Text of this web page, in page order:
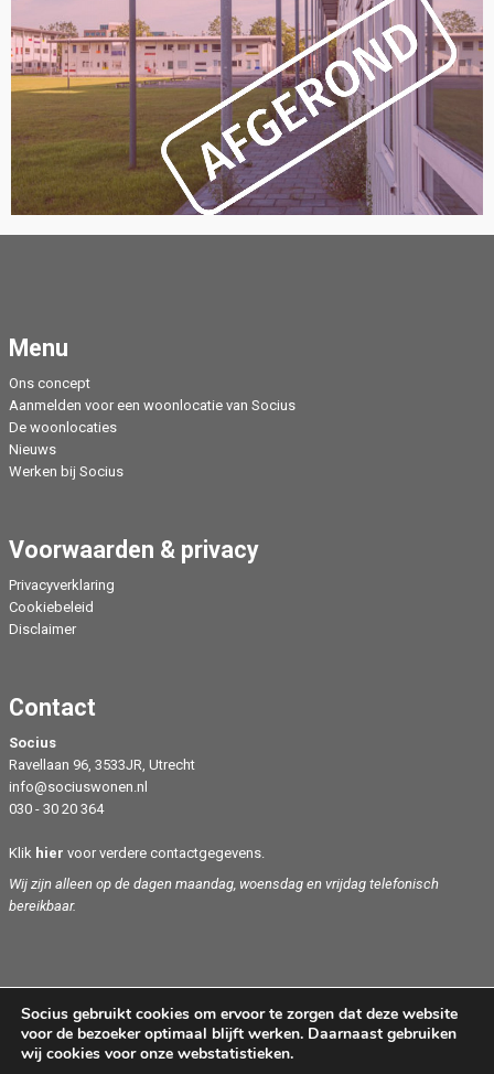
Menu
Ons concept
Aanmelden voor een woonlocatie van Socius
De woonlocaties
Nieuws
Werken bij Socius
Voorwaarden & privacy
Privacyverklaring
Cookiebeleid
Disclaimer
Contact
Socius
Ravellaan 96, 3533JR, Utrecht
info@sociuswonen.nl
030 - 30 20 364
Klik hier voor verdere contactgegevens.
Wij zijn alleen op de dagen maandag, woensdag en vrijdag telefonisch
bereikbaar.
Socius gebruikt cookies om ervoor te zorgen dat deze website
voor de bezoeker optimaal blijft werken. Daarnaast gebruiken
wij cookies voor onze webstatistieken.